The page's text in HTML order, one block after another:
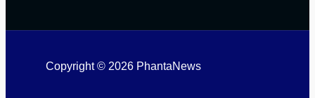
Copyright © 2026 PhantaNews